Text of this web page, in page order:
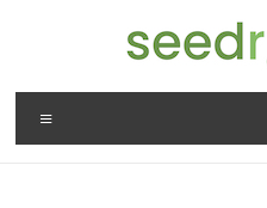
La